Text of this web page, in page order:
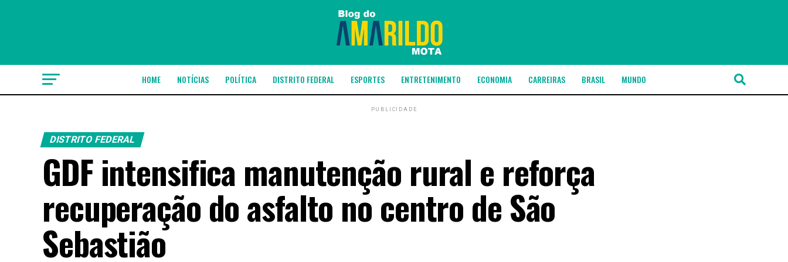
HOME NOTÍCIAS POLÍTICA DISTRITO FEDERAL ESPORTES ENTRETENIMENTO ECONOMIA CARREIRAS BRASIL MUNDO
PUBLICIDADE
DISTRITO FEDERAL
GDF intensifica manutenção rural e reforça
recuperação do asfalto no centro de São
Sebastião